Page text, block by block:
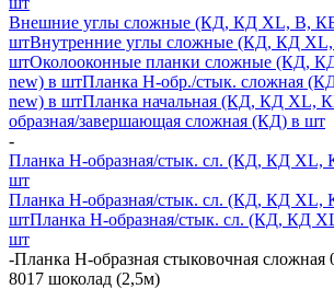
Внешние углы сложные (КД, КД XL, В,
штВнутренние углы сложные (КД, КД
штОколооконные планки сложные (КД,
new) в штПланка H-обр./стык. сложная
new) в штПланка начальная (КД, КД XL,
образная/завершающая сложная (КД) в шт
-
Планка H-образная/стык. сл. (КД, КД XL,
шт
Планка H-образная/стык. сл. (КД, КД XL,
штПланка H-образная/стык. сл. (КД, КД
шт
-Планка Н-образная стыковочная
8017 шоколад (2,5м)